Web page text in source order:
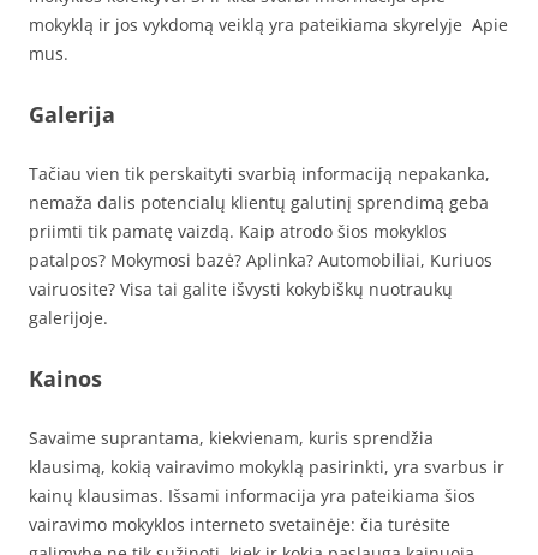
mokyklą ir jos vykdomą veiklą yra pateikiama skyrelyje Apie
mus.
Galerija
Tačiau vien tik perskaityti svarbią informaciją nepakanka,
nemaža dalis potencialų klientų galutinį sprendimą geba
priimti tik pamatę vaizdą. Kaip atrodo šios mokyklos
patalpos? Mokymosi bazė? Aplinka? Automobiliai, Kuriuos
vairuosite? Visa tai galite išvysti kokybiškų nuotraukų
galerijoje.
Kainos
Savaime suprantama, kiekvienam, kuris sprendžia
klausimą, kokią vairavimo mokyklą pasirinkti, yra svarbus ir
kainų klausimas. Išsami informacija yra pateikiama šios
vairavimo mokyklos interneto svetainėje: čia turėsite